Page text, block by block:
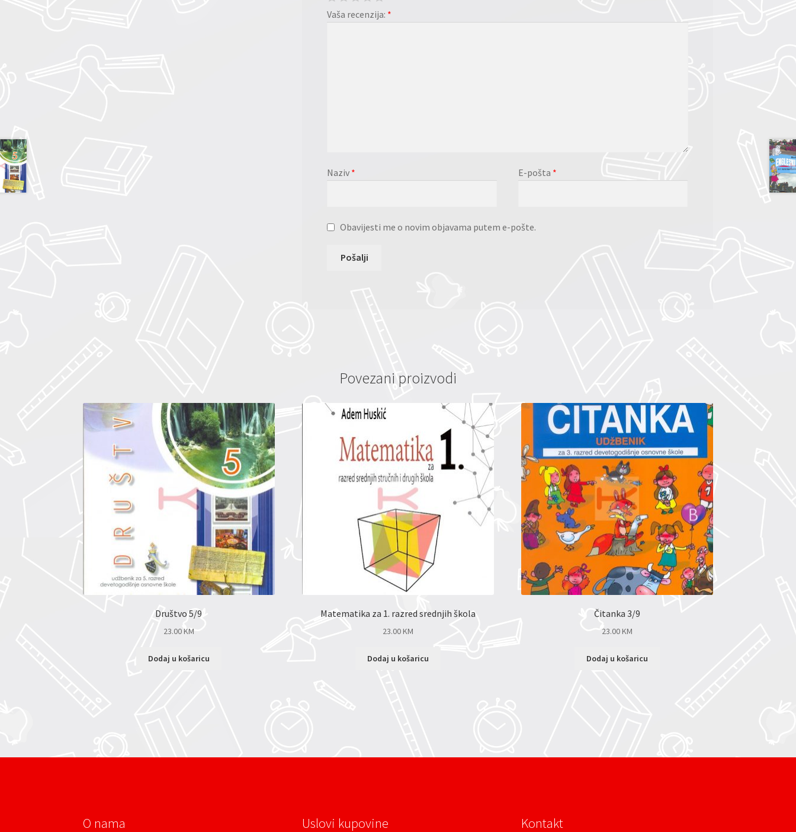
Vaša recenzija: *
Naziv * E-pošta *
Obavijesti me o novim objavama putem e-pošte.
Povezani proizvodi
Društvo 5/9
23.00KM
Dodaj u košaricu
Matematika za 1. razred srednjih škola
23.00KM
Dodaj u košaricu
Čitanka 3/9
23.00KM
Dodaj u košaricu
O nama Uslovi kupovine Kontakt